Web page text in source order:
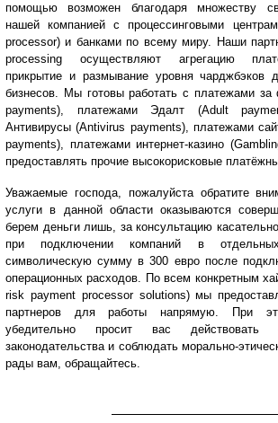
помощью возможен благодаря множеству
нашей компанией с процессинговыми
processor) и банками по всему миру. Наши
processing осуществляют агрегацию
прикрытие и размывание уровня чарджбэков
бизнесов. Мы готовы работать с платежами за
payments), платежами Эдалт (Adult
Антивирусы (Antivirus payments), платежами
payments), платежами интернет-казино
предоставлять прочие высокорисковые
Уважаемые господа, пожалуйста обратите
услуги в данной области оказываются
берем деньги лишь, за консультацию
при подключении компаний в
символическую сумму в 300 евро после
операционных расходов. По всем конкретным
risk payment processor solutions) мы
партнеров для работы напрямую. При
убедительно просит вас
законодательства и соблюдать морально-
рады вам, обращайтесь.